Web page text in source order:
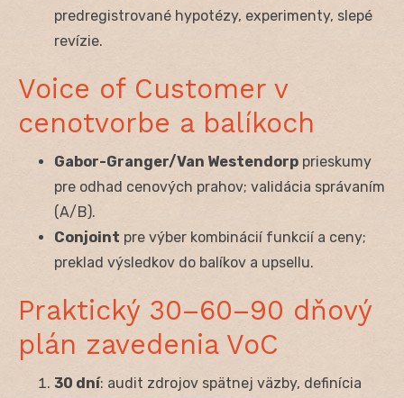
predregistrované hypotézy, experimenty, slepé
revízie.
Voice of Customer v
cenotvorbe a balíkoch
Gabor-Granger/Van Westendorp prieskumy
pre odhad cenových prahov; validácia správaním
(A/B).
Conjoint pre výber kombinácií funkcií a ceny;
preklad výsledkov do balíkov a upsellu.
Praktický 30–60–90 dňový
plán zavedenia VoC
30 dní: audit zdrojov spätnej väzby, definícia